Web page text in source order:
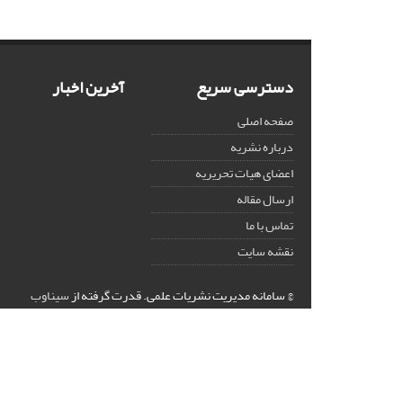
دسترسی سریع
صفحه اصلی
درباره نشریه
اعضای هیات تحریریه
ارسال مقاله
تماس با ما
نقشه سایت
آخرین اخبار
© سامانه مدیریت نشریات علمی.قدرت گرفته ازسیناوب